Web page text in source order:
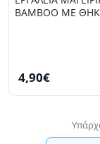
BAMBOO ΜΕ
4,90€